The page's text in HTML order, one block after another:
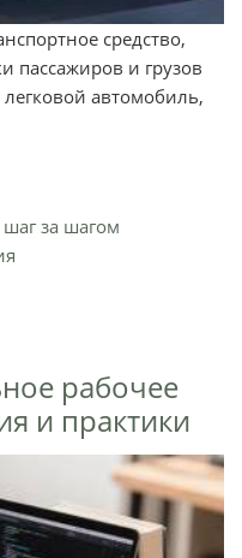
средство,
пассажиров и грузов
автомобиль,
за шагом
рабочее
и практики